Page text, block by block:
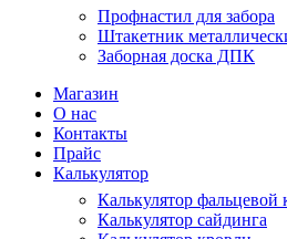
Профнастил для забора
Штакетник
Заборная доска ДПК
Магазин
О нас
Контакты
Прайс
Калькулятор
Калькулятор фальцевой
Калькулятор сайдинга